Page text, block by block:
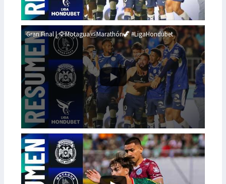
Gran Final | 🦅Motagua🆚Marathón🦖 #LigaHondubet